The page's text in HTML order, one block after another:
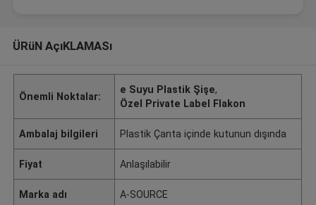
ÜRüN AçıKLAMASı
Önemli Noktalar:
e Suyu Plastik Şişe,
Özel Private Label Flakon
Ambalaj bilgileri Plastik Çanta içinde kutunun dışında
Fiyat Anlaşılabilir
Marka adı A-SOURCE